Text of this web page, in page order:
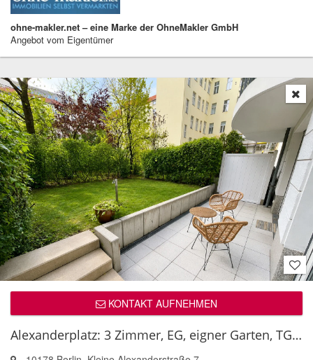
ohne-makler.net – eine Marke der OhneMakler GmbH
Angebot vom Eigentümer
KONTAKT AUFNEHMEN
Alexanderplatz: 3 Zimmer, EG, eigner Garten, TG, Möbliert, Doorman